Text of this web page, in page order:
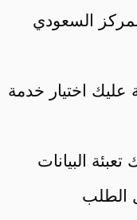
السعودي
عليك اختيار خدمة
البيانات
الطلب